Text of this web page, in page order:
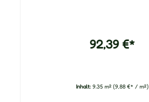
92,39 €*
Inhalt: 9.35 m² (9,88 €* / m²)